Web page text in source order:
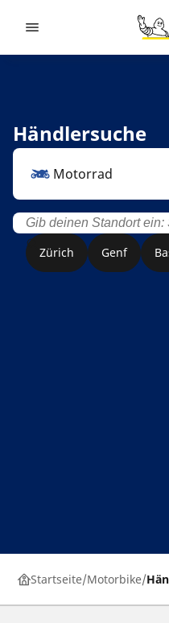
Händlersuche
Motorrad
Zürich Genf
Startseite Motorbike